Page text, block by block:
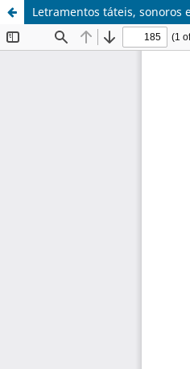
Letramentos táteis,